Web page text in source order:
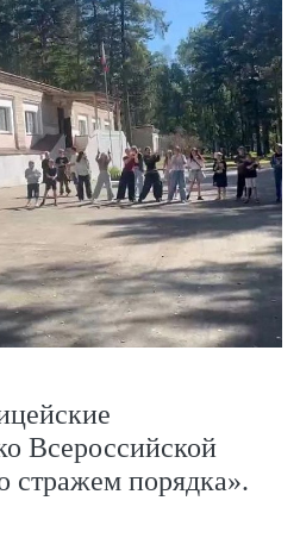
Всероссийской
стражем порядка».